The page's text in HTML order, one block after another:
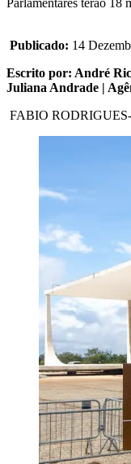
Publicado: 14
Escrito por: André
Juliana Andrade |
FABIO